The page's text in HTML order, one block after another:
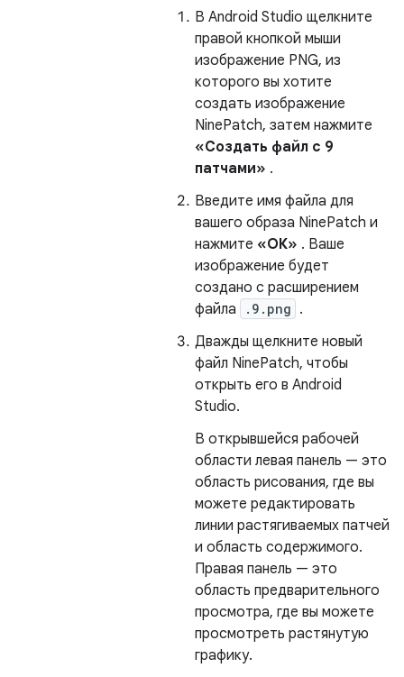
В Android Studio щелкните
правой кнопкой мыши
изображение PNG, из
которого вы хотите
создать изображение
NinePatch, затем нажмите
«Создать файл с 9
патчами» .
Введите имя файла для
вашего образа NinePatch и
нажмите «ОК» . Ваше
изображение будет
создано с расширением
файла
.9.png .
Дважды щелкните новый
файл NinePatch, чтобы
открыть его в Android
Studio.
В открывшейся рабочей
области левая панель — это
область рисования, где вы
можете редактировать
линии растягиваемых патчей
и область содержимого.
Правая панель — это
область предварительного
просмотра, где вы можете
просмотреть растянутую
графику.